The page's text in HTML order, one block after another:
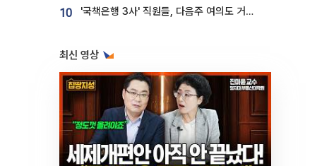
10 '국책은행 3사' 직원들, 다음주 여의도 거리 나서는 까닭은
최신 영상